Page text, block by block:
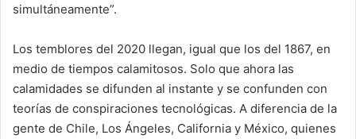
simultáneamente”.
Los temblores del 2020 llegan, igual que los del 1867, en
medio de tiempos calamitosos. Solo que ahora las
calamidades se difunden al instante y se confunden con
teorías de conspiraciones tecnológicas. A diferencia de la
gente de Chile, Los Ángeles, California y México, quienes